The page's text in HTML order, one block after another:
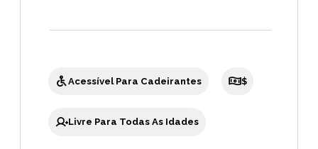
Acessível Para Cadeirantes $
Livre Para Todas As Idades